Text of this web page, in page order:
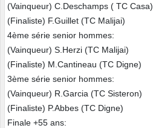
(Vainqueur) C.Deschamps ( TC Casa)
(Finaliste) F.Guillet (TC Malijai)
4ème série senior hommes:
(Vainqueur) S.Herzi (TC Malijai)
(Finaliste) M.Cantineau (TC Digne)
3ème série senior hommes:
(Vainqueur) R.Garcia (TC Sisteron)
(Finaliste) P.Abbes (TC Digne)
Finale +55 ans: